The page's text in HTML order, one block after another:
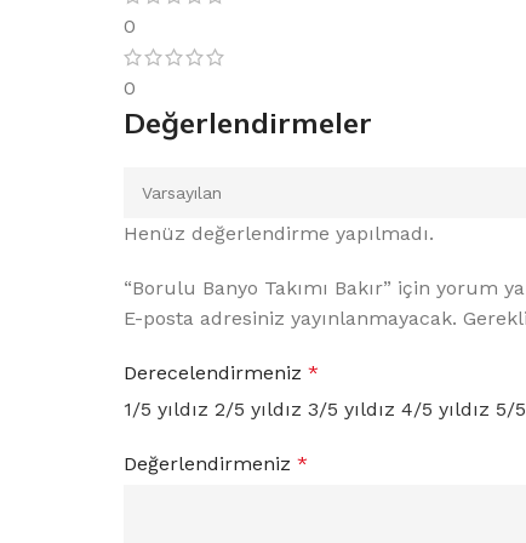
0
0
Değerlendirmeler
Henüz değerlendirme yapılmadı.
“Borulu Banyo Takımı Bakır” için yorum
E-posta adresiniz yayınlanmayacak.
Derecelendirmeniz *
1/5 yıldız 2/5 yıldız 3/5 yıldız 4/5 yıldız 5/
Değerlendirmeniz *
Alternative: